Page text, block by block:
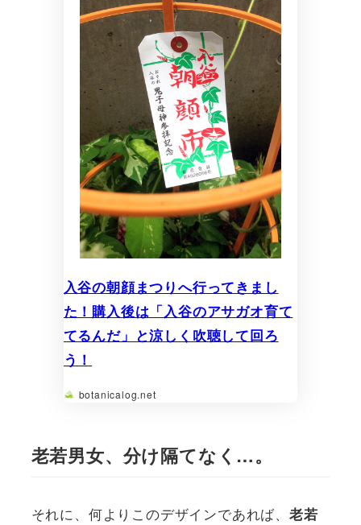
入谷の朝顔まつりへ行ってきまし
た！購入後は「入谷のアサガオ育て
てるんだ」と涼しく吹聴して回ろ
う！
botanicalog.net
老若男女、分け隔てなく…。
それに、何よりこのデザインであれば、 老若